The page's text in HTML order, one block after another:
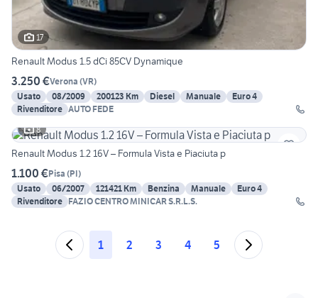
17
Renault Modus 1.5 dCi 85CV Dynamique
3.250 €Verona (VR)
Usato
08/2009 200123 Km Diesel Manuale
Euro 4
Rivenditore AUTO FEDE
8
Renault Modus 1.2 16V – Formula Vista e Piaciuta p
1.100 €Pisa (PI)
Usato
06/2007 121421 Km Benzina Manuale
Euro 4
Rivenditore FAZIO CENTRO MINICAR S.R.L.S.
1 2 3 4 5